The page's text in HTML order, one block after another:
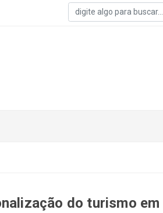
do turismo em